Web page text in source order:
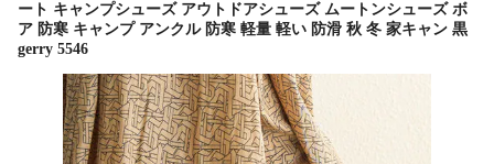
ート キャンプシューズ アウトドアシューズ ムートンシューズ ボ
ア 防寒 キャンプ アンクル 防寒 軽量 軽い 防滑 秋 冬 家キャン 黒
gerry 5546